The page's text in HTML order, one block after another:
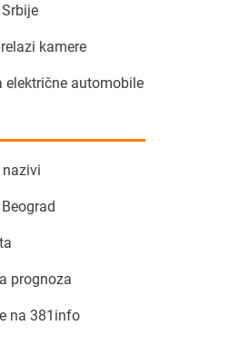
kamere
električne automobile
prognoza
na 381info